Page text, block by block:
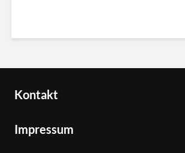
Kontakt
Impressum